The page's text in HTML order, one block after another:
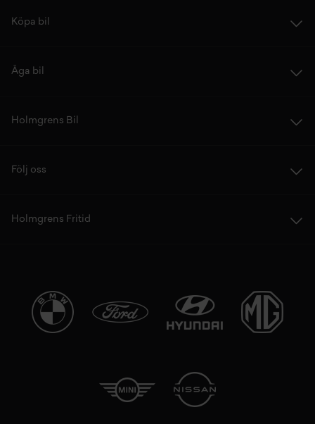
Köpa bil
Äga bil
Holmgrens Bil
Följ oss
Holmgrens Fritid